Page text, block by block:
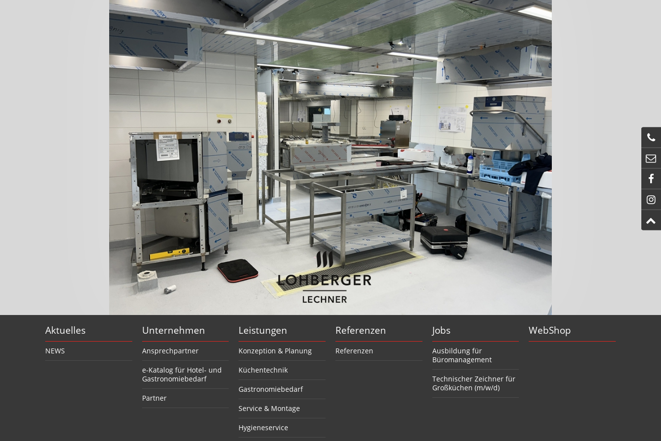
Aktuelles
NEWS
Unternehmen
Ansprechpartner
e-Katalog für Hotel- und
Gastronomiebedarf
Partner
Leistungen
Konzeption & Planung
Küchentechnik
Gastronomiebedarf
Service & Montage
Hygieneservice
Referenzen
Referenzen
Jobs
Ausbildung für
Büromanagement
Technischer Zeichner für
Großküchen (m/w/d)
WebShop